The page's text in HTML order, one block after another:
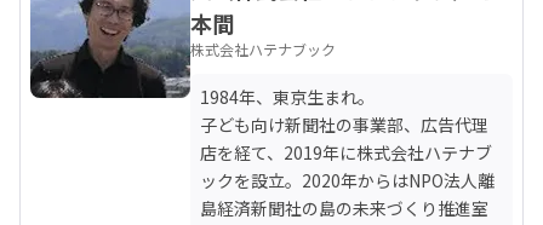
本間
株式会社ハテナブック
1984年、東京生まれ。
子ども向け新聞社の事業部、広告代理
店を経て、2019年に株式会社ハテナブ
ックを設立。2020年からはNPO法人離
島経済新聞社の島の未来づくり推進室